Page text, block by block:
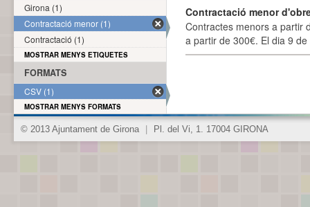
Contractació menor
Contractes menors a partir
a partir de 300€. El dia 9
Girona (1)
Contractació menor (1)
Contractació (1)
MOSTRAR MENYS ETIQUETES
FORMATS
CSV (1)
MOSTRAR MENYS FORMATS
© 2013 Ajuntament de Girona Pl. del Vi, 1. 17004 GIRONA